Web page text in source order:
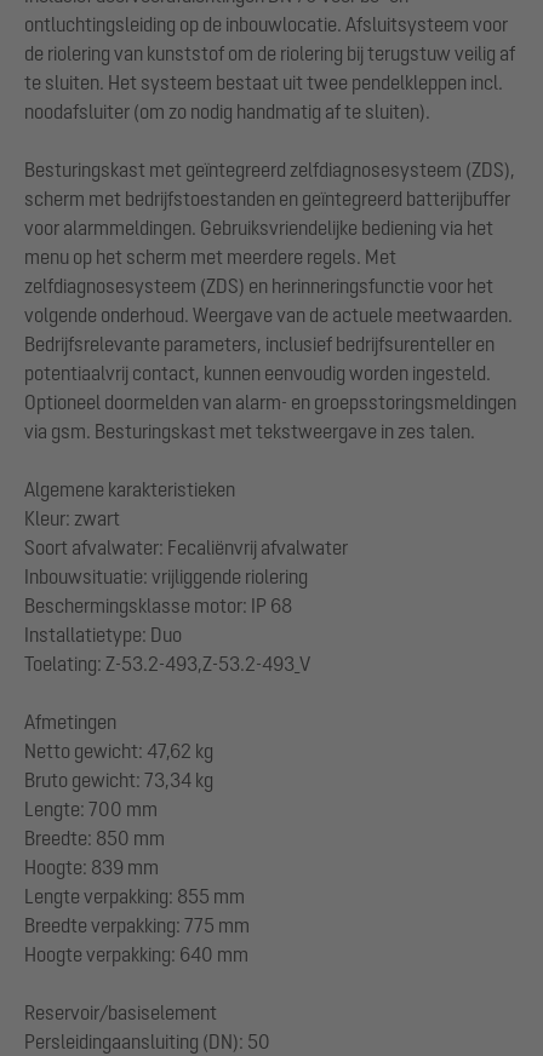
ontluchtingsleiding op de inbouwlocatie. Afsluitsysteem voor
de riolering van kunststof om de riolering bij terugstuw veilig af
te sluiten. Het systeem bestaat uit twee pendelkleppen incl.
noodafsluiter (om zo nodig handmatig af te sluiten).
Besturingskast met geïntegreerd zelfdiagnosesysteem (ZDS),
scherm met bedrijfstoestanden en geïntegreerd batterijbuffer
voor alarmmeldingen. Gebruiksvriendelijke bediening via het
menu op het scherm met meerdere regels. Met
zelfdiagnosesysteem (ZDS) en herinneringsfunctie voor het
volgende onderhoud. Weergave van de actuele meetwaarden.
Bedrijfsrelevante parameters, inclusief bedrijfsurenteller en
potentiaalvrij contact, kunnen eenvoudig worden ingesteld.
Optioneel doormelden van alarm- en groepsstoringsmeldingen
via gsm. Besturingskast met tekstweergave in zes talen.
Algemene karakteristieken
Kleur: zwart
Soort afvalwater: Fecaliënvrij afvalwater
Inbouwsituatie: vrijliggende riolering
Beschermingsklasse motor: IP 68
Installatietype: Duo
Toelating: Z-53.2-493,Z-53.2-493_V
Afmetingen
Netto gewicht: 47,62 kg
Bruto gewicht: 73,34 kg
Lengte: 700 mm
Breedte: 850 mm
Hoogte: 839 mm
Lengte verpakking: 855 mm
Breedte verpakking: 775 mm
Hoogte verpakking: 640 mm
Reservoir/basiselement
Persleidingaansluiting (DN): 50